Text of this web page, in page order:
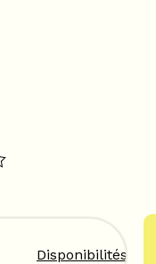
Disponibilités